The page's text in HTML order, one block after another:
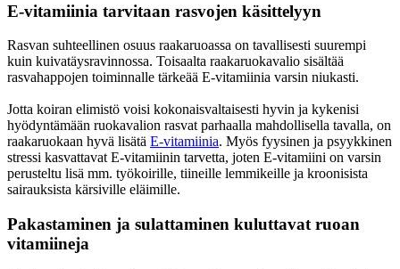
E-vitamiinia tarvitaan rasvojen käsittelyyn
Rasvan suhteellinen osuus raakaruoassa on tavallisesti suurempi
kuin kuivatäysravinnossa. Toisaalta raakaruokavalio sisältää
rasvahappojen toiminnalle tärkeää E-vitamiinia varsin niukasti.
Jotta koiran elimistö voisi kokonaisvaltaisesti hyvin ja kykenisi
hyödyntämään ruokavalion rasvat parhaalla mahdollisella tavalla, on
raakaruokaan hyvä lisätä E-vitamiinia. Myös fyysinen ja psyykkinen
stressi kasvattavat E-vitamiinin tarvetta, joten E-vitamiini on varsin
perusteltu lisä mm. työkoirille, tiineille lemmikeille ja kroonisista
sairauksista kärsiville eläimille.
Pakastaminen ja sulattaminen kuluttavat ruoan
vitamiineja